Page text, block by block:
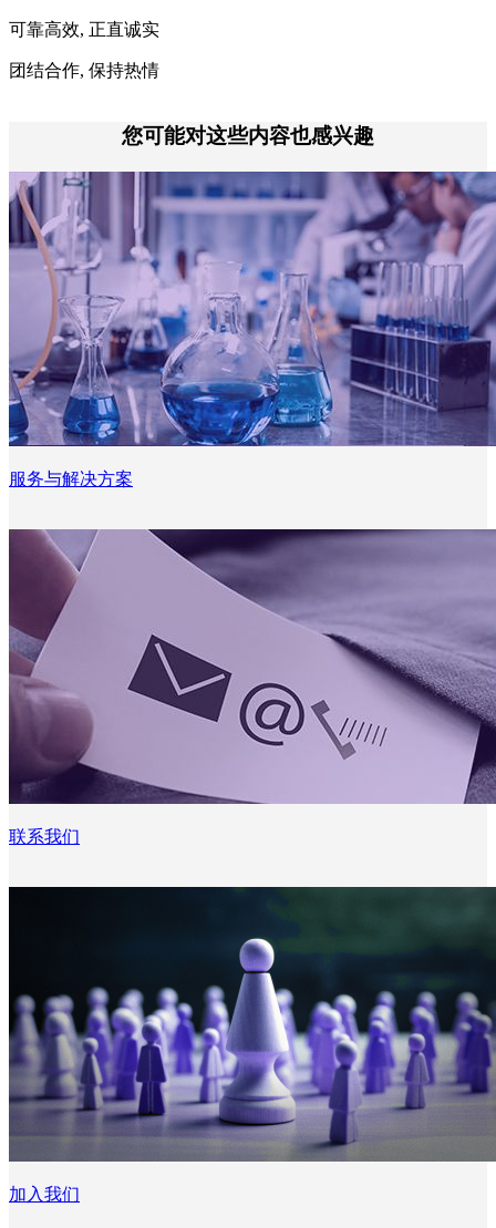
可靠高效, 正直诚实
团结合作, 保持热情
您可能对这些内容也感兴趣
服务与解决方案
联系我们
加入我们